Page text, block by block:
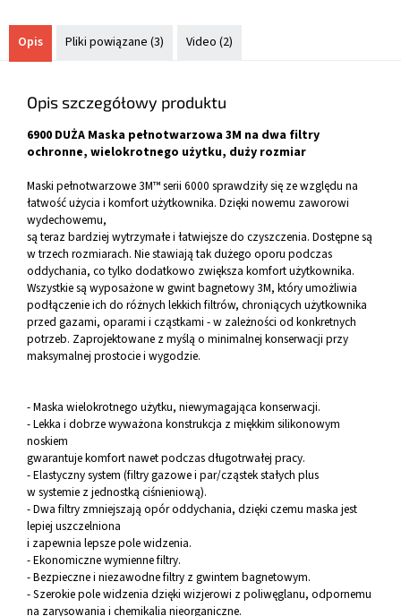
Opis Pliki powiązane (3) Video (2)
Opis szczegółowy produktu
6900 DUŻA Maska pełnotwarzowa 3M na dwa filtry
ochronne, wielokrotnego użytku, duży rozmiar
Maski pełnotwarzowe 3M™ serii 6000 sprawdziły się ze względu na
łatwość użycia i komfort użytkownika. Dzięki nowemu zaworowi
wydechowemu,
są teraz bardziej wytrzymałe i łatwiejsze do czyszczenia. Dostępne są
w trzech rozmiarach. Nie stawiają tak dużego oporu podczas
oddychania, co tylko dodatkowo zwiększa komfort użytkownika.
Wszystkie są wyposażone w gwint bagnetowy 3M, który umożliwia
podłączenie ich do różnych lekkich filtrów, chroniących użytkownika
przed gazami, oparami i cząstkami - w zależności od konkretnych
potrzeb. Zaprojektowane z myślą o minimalnej konserwacji przy
maksymalnej prostocie i wygodzie.
- Maska wielokrotnego użytku, niewymagająca konserwacji.
- Lekka i dobrze wyważona konstrukcja z miękkim silikonowym
noskiem
gwarantuje komfort nawet podczas długotrwałej pracy.
- Elastyczny system (filtry gazowe i par/cząstek stałych plus
w systemie z jednostką ciśnieniową).
- Dwa filtry zmniejszają opór oddychania, dzięki czemu maska jest
lepiej uszczelniona
i zapewnia lepsze pole widzenia.
- Ekonomiczne wymienne filtry.
- Bezpieczne i niezawodne filtry z gwintem bagnetowym.
- Szerokie pole widzenia dzięki wizjerowi z poliwęglanu, odpornemu
na zarysowania i chemikalia nieorganiczne.